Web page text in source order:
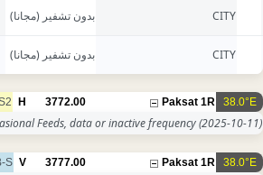
CITY بدون تشفير (مجانا)
CITY بدون تشفير (مجانا)
38.0°E
Paksat 1R
3772.00
H
Feeds, data or inactive frequency(2025-10-11)
38.0°E
Paksat 1R
3777.00
V
S